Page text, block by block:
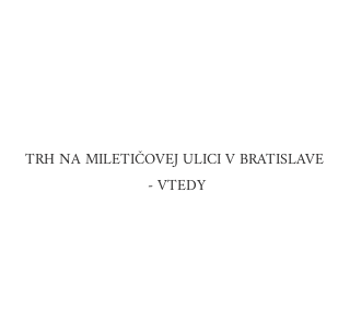
TRH NA MILETIČOVEJ ULICI V BRATISLAVE
- VTEDY